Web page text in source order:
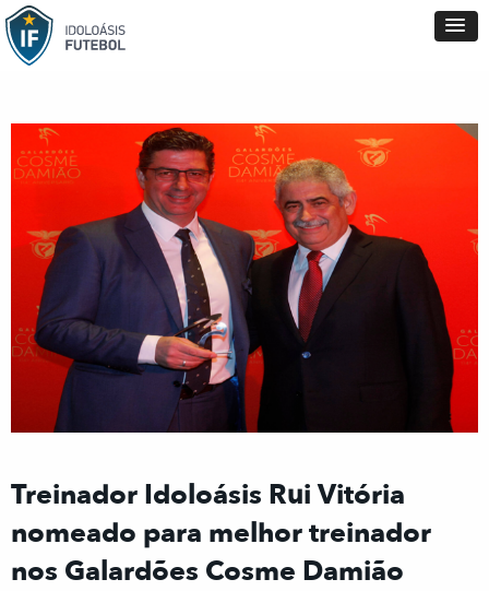
Treinador Idoloásis Rui Vitória
nomeado para melhor treinador
nos Galardões Cosme Damião